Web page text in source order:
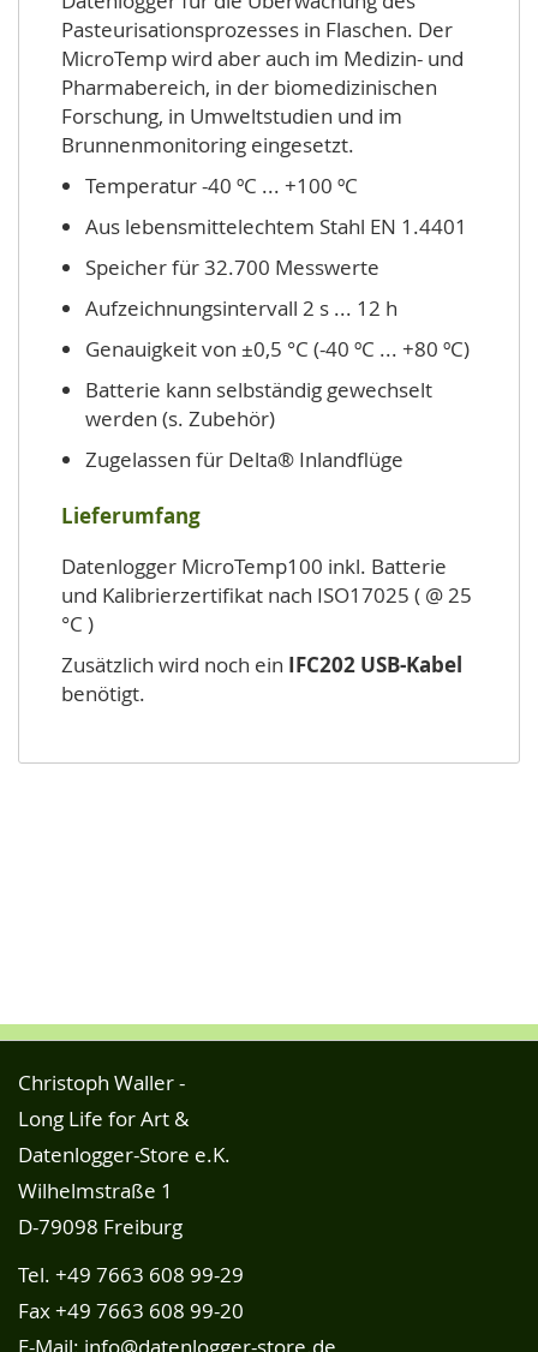
Pasteurisationsprozesses in Flaschen. Der
MicroTemp wird aber auch im Medizin- und
Pharmabereich, in der biomedizinischen
Forschung, in Umweltstudien und im
Brunnenmonitoring eingesetzt.
Temperatur -40 ºC ... +100 ºC
Aus lebensmittelechtem Stahl EN 1.4401
Speicher für 32.700 Messwerte
Aufzeichnungsintervall 2 s ... 12 h
Genauigkeit von ±0,5 °C (-40 ºC ... +80 ºC)
Batterie kann selbständig gewechselt
werden (s. Zubehör)
Zugelassen für Delta® Inlandflüge
Lieferumfang
Datenlogger MicroTemp100 inkl. Batterie
und Kalibrierzertifikat nach ISO17025 ( @ 25
°C )
Zusätzlich wird noch ein IFC202 USB-Kabel
benötigt.
Christoph Waller -
Long Life for Art &
Datenlogger-Store e.K.
Wilhelmstraße 1
D-79098 Freiburg
Tel. +49 7663 608 99-29
Fax +49 7663 608 99-20